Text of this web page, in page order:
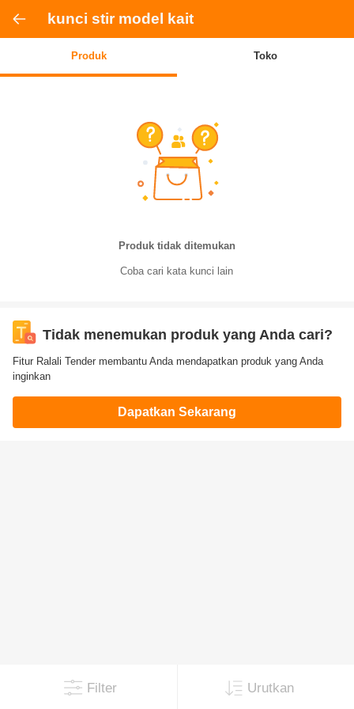
kunci stir model kait
Produk Toko
Produk tidak ditemukan
Coba cari kata kunci lain
Tidak menemukan produk yang Anda cari?
Fitur Ralali Tender membantu Anda mendapatkan produk yang Anda
inginkan
Dapatkan Sekarang
Filter Urutkan